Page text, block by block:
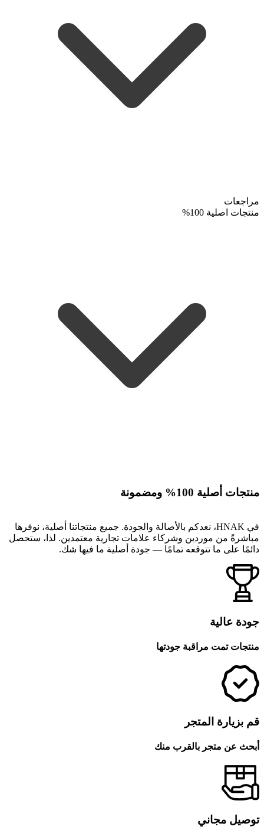
مراجعات
منتجات اصلية 100%
منتجات أصلية 100% ومضمونة
في HNAK، نعدكم بالأصالة والجودة. جميع منتجاتنا أصلية، نوفرها
مباشرةً من موردين وشركاء علامات تجارية معتمدين. لذا، ستحصل
دائمًا على ما تتوقعه تمامًا — جودة أصلية ما فيها شك.
جودة عالية
منتجات تمت مراقبة جودتها
قم بزيارة المتجر
أبحث عن متجر بالقرب منك
توصيل مجاني